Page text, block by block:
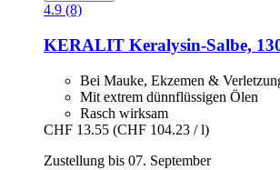
4.9 (8)
KERALIT Keralysin-​Salbe,
Bei Mauke, Ekzemen &
Mit extrem dünnflüssigen Ölen
Rasch wirksam
CHF 13.55 (CHF 104.23 / l)
Zustellung bis 07. September